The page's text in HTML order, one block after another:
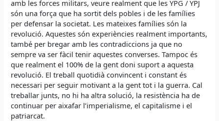
amb les forces militars, veure realment que les YPG / YPJ
són una força que ha sortit dels pobles i de les famílies
per defensar la societat. Les mateixes famílies són la
revolució. Aquestes són experiències realment importants,
també per bregar amb les contradiccions ja que no
sempre va ser fàcil tenir aquestes converses. Tampoc és
que realment el 100% de la gent doni suport a aquesta
revolució. El treball quotidià convincent i constant és
necessari per seguir motivant a la gent tot i la guerra. Cal
treballar junts, no hi ha altra solució, la resistència ha de
continuar per aixafar l’imperialisme, el capitalisme i el
patriarcat.